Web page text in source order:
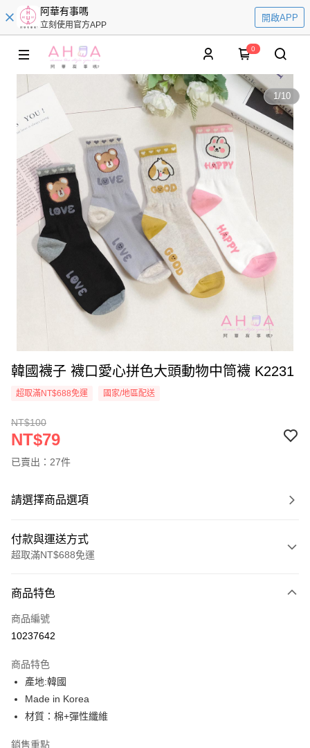
阿華有事嗎
立刻使用官方APP
開啟APP
0
1/10
韓國襪子 襪口愛心拼色大頭動物中筒襪 K2231
超取滿NT$688免運 國家/地區配送
NT$100
NT$79
已賣出：27件
請選擇商品選項
付款與運送方式
超取滿NT$688免運
信用卡一次付款
超商取貨付款
Apple Pay
街口支付
商品特色
商品編號
10237642
商品特色
產地:韓國
Made in Korea
材質：棉+彈性纖維
銷售重點